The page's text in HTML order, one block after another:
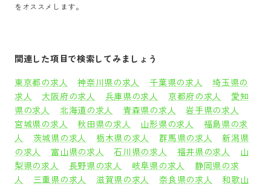
をオススメします。
関連した項目で検索してみましょう
東京都の求人 神奈川県の求人 千葉県の求人
埼玉県の
求人
大阪府の求人 兵庫県の求人 京都府の求人
愛知
県の求人
北海道の求人 青森県の求人
岩手県の求人
宮城県の求人
秋田県の求人 山形県の求人
福島県の求
人
茨城県の求人 栃木県の求人 群馬県の求人
新潟県
の求人
富山県の求人 石川県の求人 福井県の求人
山
梨県の求人
長野県の求人 岐阜県の求人
静岡県の求
人
三重県の求人 滋賀県の求人 奈良県の求人
和歌山